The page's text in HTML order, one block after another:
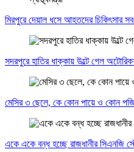
মিরপুরে দেয়াল ধসে আহতদের চিকিৎসার সব
সদরপুরে হাতির ধাক্কায় উল্টে গেল
মেসির ৩ ছেলে, কে কোন পায়ে ও কোন
একে একে বন্ধ হচ্ছে রাজধানীর সিএনজি